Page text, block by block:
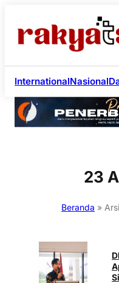
InternationalNasional
23
Beranda »